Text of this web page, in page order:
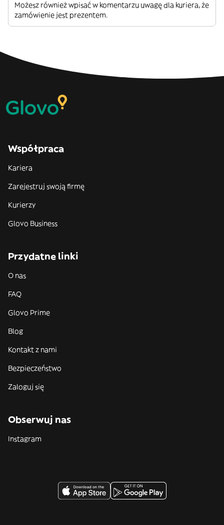
Możesz również wpisać w komentarzu uwagę dla kuriera, że
zamówienie jest prezentem.
Współpraca
Kariera
Zarejestruj swoją firmę
Kurierzy
Glovo Business
Przydatne linki
O nas
FAQ
Glovo Prime
Blog
Kontakt z nami
Bezpieczeństwo
Zaloguj się
Obserwuj nas
Instagram